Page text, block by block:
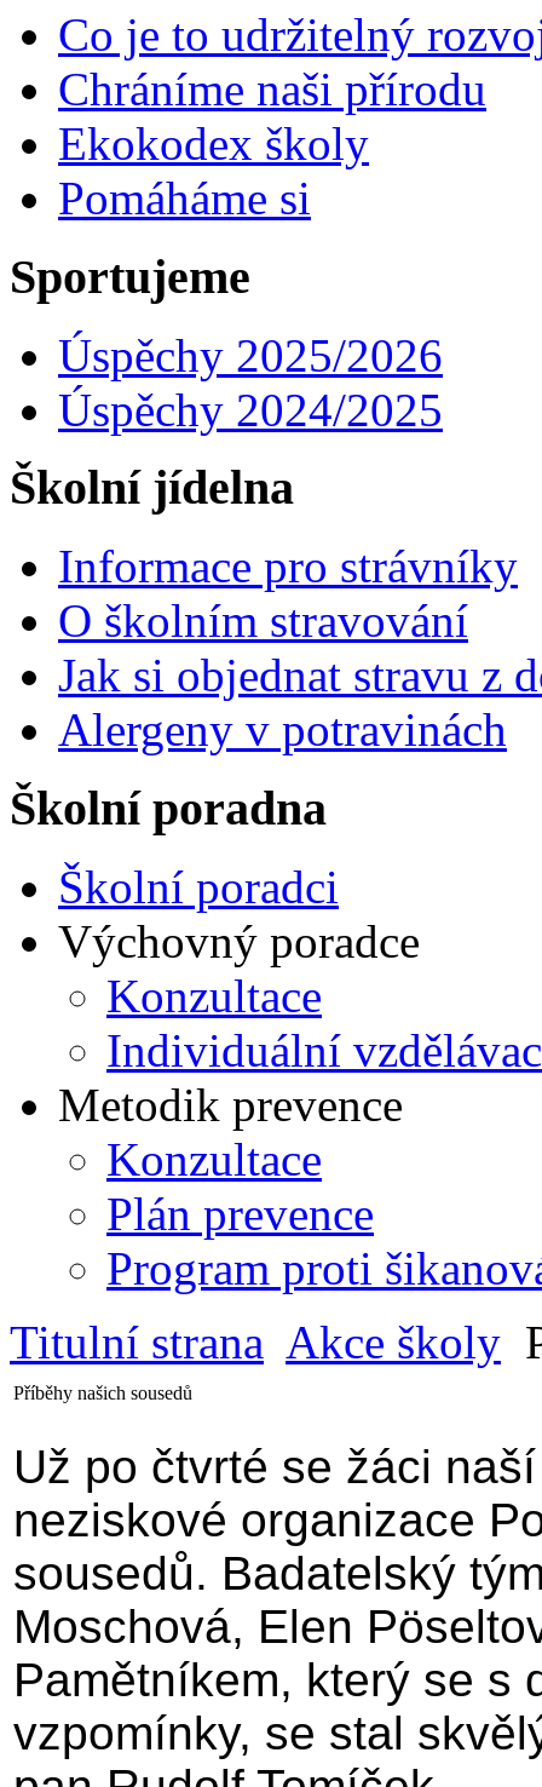
Co je to udržitelný
Chráníme naši přírodu
Ekokodex školy
Pomáháme si
Sportujeme
Úspěchy 2025/2026
Úspěchy 2024/2025
Školní jídelna
Informace pro strávníky
O školním stravování
Jak si objednat stravu z
Alergeny v potravinách
Školní poradna
Školní poradci
Výchovný poradce
Konzultace
Individuální
Metodik prevence
Konzultace
Plán prevence
Program proti
Titulní strana Akce školy
Příběhy našich sousedů
Už po čtvrté se žáci
neziskové organizace
sousedů. Badatelský
Moschová, Elen
Pamětníkem, který se s
vzpomínky, se stal